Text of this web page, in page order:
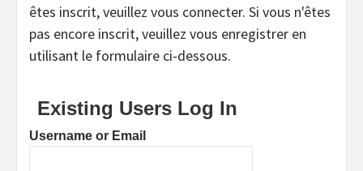
êtes inscrit, veuillez vous connecter. Si vous n'êtes
pas encore inscrit, veuillez vous enregistrer en
utilisant le formulaire ci-dessous.
Existing Users Log In
Username or Email